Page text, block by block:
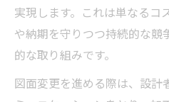
実現します。これは単なるコ
や納期を守りつつ持続的な競
的な取り組みです。
図面変更を進める際は、設計